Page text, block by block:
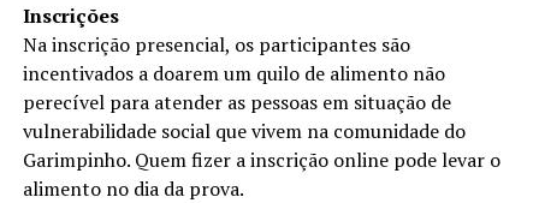
Inscrições
Na inscrição presencial, os participantes são
incentivados a doarem um quilo de alimento não
perecível para atender as pessoas em situação de
vulnerabilidade social que vivem na comunidade do
Garimpinho. Quem fizer a inscrição online pode levar o
alimento no dia da prova.